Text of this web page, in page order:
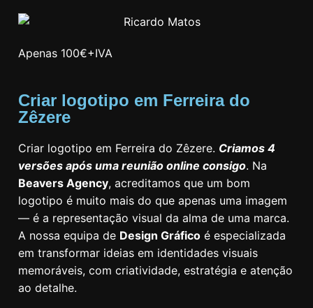
Apenas 100€+IVA
Criar logotipo em Ferreira do
Zêzere
Criar logotipo em Ferreira do Zêzere. Criamos 4
versões após uma reunião online consigo. Na
Beavers Agency, acreditamos que um bom
logotipo é muito mais do que apenas uma imagem
— é a representação visual da alma de uma marca.
A nossa equipa de Design Gráfico é especializada
em transformar ideias em identidades visuais
memoráveis, com criatividade, estratégia e atenção
ao detalhe.